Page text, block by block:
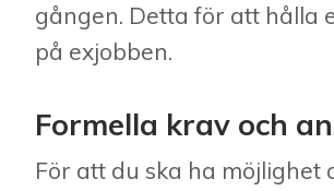
gången. Detta för att hålla
på exjobben.
Formella krav och
För att du ska ha möjlighet